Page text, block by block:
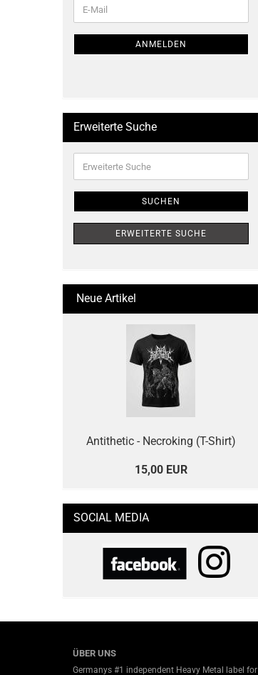
ZUR
E-
Mail
ANMELDEN
Erweiterte Suche
Suche
SUCHEN
ERWEITERTE SUCHE
Neue Artikel
Antithetic - Necroking (T-Shirt)
15,00 EUR
SOCIAL MEDIA
ÜBER UNS
Germanys #1 independent Heavy Metal label for